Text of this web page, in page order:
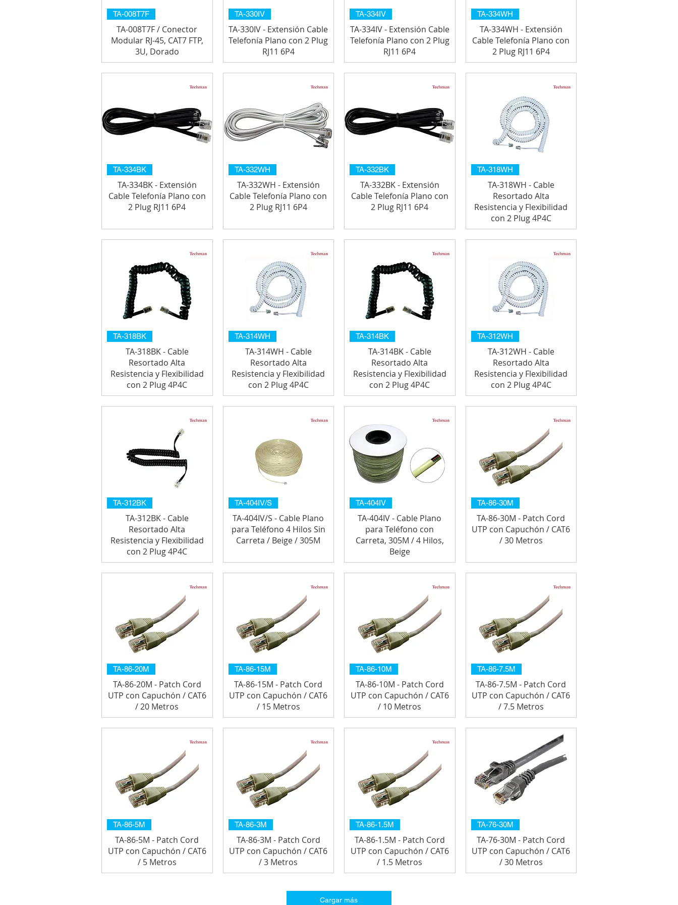
TA-008T7F
TA-008T7F / Conector
Modular RJ-45, CAT7 FTP,
3U, Dorado
TA-330IV
TA-330IV - Extensión Cable
Telefonía Plano con 2 Plug
RJ11 6P4
TA-334IV
TA-334IV - Extensión Cable
Telefonía Plano con 2 Plug
RJ11 6P4
TA-334WH
TA-334WH - Extensión
Cable Telefonía Plano con
2 Plug RJ11 6P4
TA-334BK
TA-334BK - Extensión
Cable Telefonía Plano con
2 Plug RJ11 6P4
TA-332WH
TA-332WH - Extensión
Cable Telefonía Plano con
2 Plug RJ11 6P4
TA-332BK
TA-332BK - Extensión
Cable Telefonía Plano con
2 Plug RJ11 6P4
TA-318WH
TA-318WH - Cable
Resortado Alta
Resistencia y Flexibilidad
con 2 Plug 4P4C
TA-318BK
TA-318BK - Cable
Resortado Alta
Resistencia y Flexibilidad
con 2 Plug 4P4C
TA-314WH
TA-314WH - Cable
Resortado Alta
Resistencia y Flexibilidad
con 2 Plug 4P4C
TA-314BK
TA-314BK - Cable
Resortado Alta
Resistencia y Flexibilidad
con 2 Plug 4P4C
TA-312WH
TA-312WH - Cable
Resortado Alta
Resistencia y Flexibilidad
con 2 Plug 4P4C
TA-312BK
TA-312BK - Cable
Resortado Alta
Resistencia y Flexibilidad
con 2 Plug 4P4C
TA-404IV/S
TA-404IV/S - Cable Plano
para Teléfono 4 Hilos Sin
Carreta / Beige / 305M
TA-404IV
TA-404IV - Cable Plano
para Teléfono con
Carreta, 305M / 4 Hilos,
Beige
TA-86-30M
TA-86-30M - Patch Cord
UTP con Capuchón / CAT6
/ 30 Metros
TA-86-20M
TA-86-20M - Patch Cord
UTP con Capuchón / CAT6
/ 20 Metros
TA-86-15M
TA-86-15M - Patch Cord
UTP con Capuchón / CAT6
/ 15 Metros
TA-86-10M
TA-86-10M - Patch Cord
UTP con Capuchón / CAT6
/ 10 Metros
TA-86-7.5M
TA-86-7.5M - Patch Cord
UTP con Capuchón / CAT6
/ 7.5 Metros
TA-86-5M
TA-86-5M - Patch Cord
UTP con Capuchón / CAT6
/ 5 Metros
TA-86-3M
TA-86-3M - Patch Cord
UTP con Capuchón / CAT6
/ 3 Metros
TA-86-1.5M
TA-86-1.5M - Patch Cord
UTP con Capuchón / CAT6
/ 1.5 Metros
TA-76-30M
TA-76-30M - Patch Cord
UTP con Capuchón / CAT6
/ 30 Metros
Cargar más